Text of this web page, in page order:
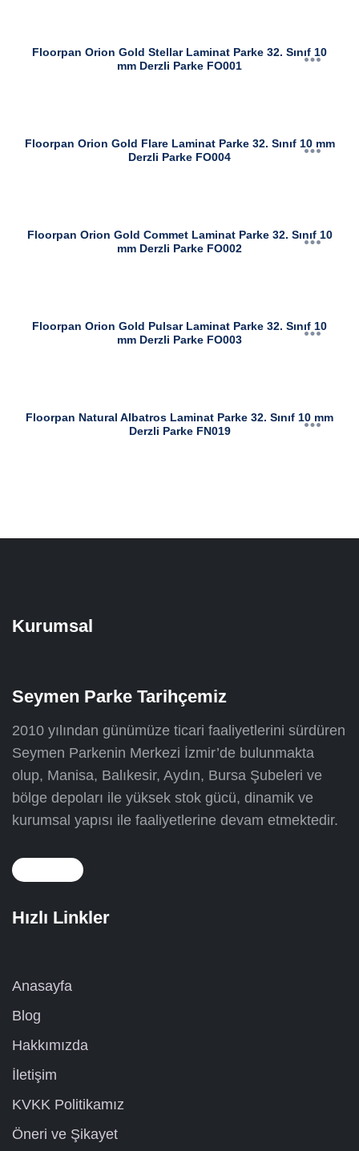
Floorpan Orion Gold Stellar Laminat Parke 32. Sınıf 10
mm Derzli Parke FO001
Floorpan Orion Gold Flare Laminat Parke 32. Sınıf 10 mm
Derzli Parke FO004
Floorpan Orion Gold Commet Laminat Parke 32. Sınıf 10
mm Derzli Parke FO002
Floorpan Orion Gold Pulsar Laminat Parke 32. Sınıf 10
mm Derzli Parke FO003
Floorpan Natural Albatros Laminat Parke 32. Sınıf 10 mm
Derzli Parke FN019
Kurumsal
Seymen Parke Tarihçemiz
2010 yılından günümüze ticari faaliyetlerini sürdüren
Seymen Parkenin Merkezi İzmir’de bulunmakta
olup, Manisa, Balıkesir, Aydın, Bursa Şubeleri ve
bölge depoları ile yüksek stok gücü, dinamik ve
kurumsal yapısı ile faaliyetlerine devam etmektedir.
Hızlı Linkler
Anasayfa
Blog
Hakkımızda
İletişim
KVKK Politikamız
Öneri ve Şikayet